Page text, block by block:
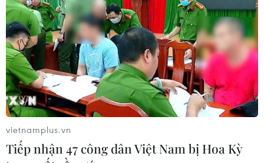
vietnamplus.vn
Tiếp nhận 47 công dân Việt Nam bị Hoa Kỳ